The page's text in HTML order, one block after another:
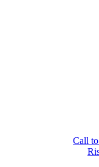
Call